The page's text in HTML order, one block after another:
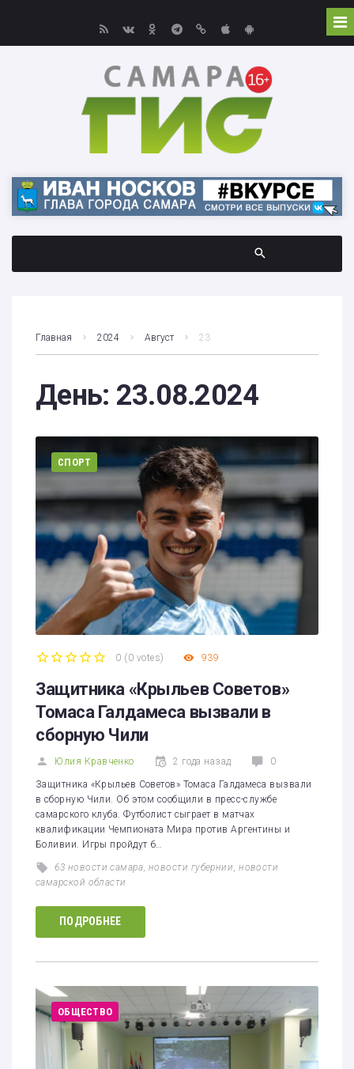
Главная 2024 Август 23
День: 23.08.2024
СПОРТ
0 (0 votes) 939
Защитника «Крыльев Советов»
Томаса Галдамеса вызвали в
сборную Чили
Юлия Кравченко 2 года назад 0
Защитника «Крыльев Советов» Томаса Галдамеса вызвали
в сборную Чили. Об этом сообщили в пресс-службе
самарского клуба. Футболист сыграет в матчах
квалификации Чемпионата Мира против Аргентины и
Боливии. Игры пройдут 6…
63 новости самара ,новости губернии ,новости
самарской области
ПОДРОБНЕЕ
ОБЩЕСТВО